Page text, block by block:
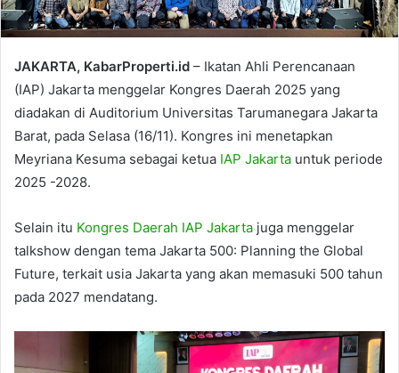
JAKARTA, KabarProperti.id – Ikatan Ahli Perencanaan
(IAP) Jakarta menggelar Kongres Daerah 2025 yang
diadakan di Auditorium Universitas Tarumanegara Jakarta
Barat, pada Selasa (16/11). Kongres ini menetapkan
Meyriana Kesuma sebagai ketua IAP Jakarta untuk periode
2025 -2028.
Selain itu Kongres Daerah IAP Jakarta juga menggelar
talkshow dengan tema Jakarta 500: Planning the Global
Future, terkait usia Jakarta yang akan memasuki 500 tahun
pada 2027 mendatang.